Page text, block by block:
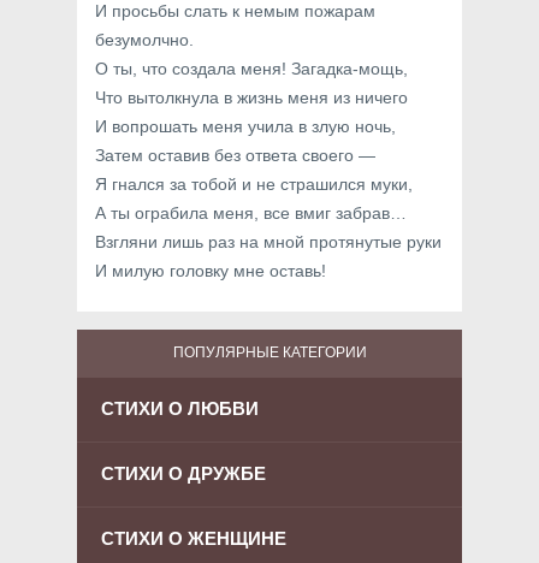
И просьбы слать к немым пожарам
безумолчно.
О ты, что создала меня! Загадка-мощь,
Что вытолкнула в жизнь меня из ничего
И вопрошать меня учила в злую ночь,
Затем оставив без ответа своего —
Я гнался за тобой и не страшился муки,
А ты ограбила меня, все вмиг забрав…
Взгляни лишь раз на мной протянутые руки
И милую головку мне оставь!
ПОПУЛЯРНЫЕ КАТЕГОРИИ
СТИХИ О ЛЮБВИ
СТИХИ О ДРУЖБЕ
СТИХИ О ЖЕНЩИНЕ